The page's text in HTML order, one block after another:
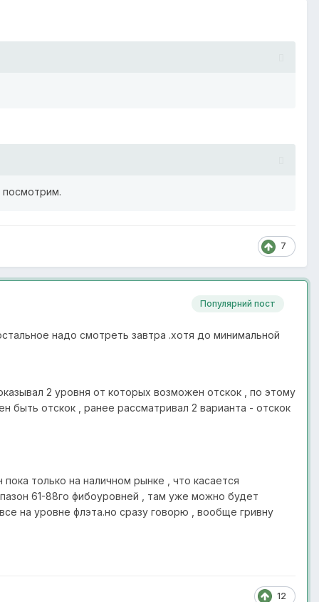
посмотрим.
7
Популярний пост
надо смотреть завтра .хотя до минимальной
2 уровня от которых возможен отскок , по этому
быть отскок , ранее рассматривал 2 варианта - отскок
только на наличном рынке , что касается
61-88го фибоуровней , там уже можно будет
на уровне флэта.но сразу говорю , вообще гривну
12